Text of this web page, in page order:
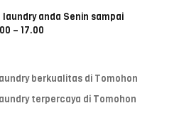
anda Senin sampai
– 17.00
berkualitas di Tomohon
terpercaya di Tomohon